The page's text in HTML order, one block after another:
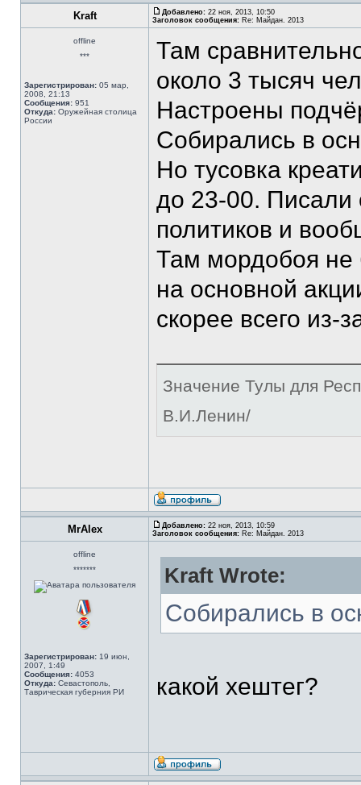
Kraft Добавлено: 22 ноя, 2013, 10:50
Заголовок сообщения: Re: Майдан. 2013
offline
***
Зарегистрирован: 05 мар,
2008, 21:13
Сообщения: 951
Откуда: Оружейная столица
России
Там
около 3 тысяч
Настроены
Собирались в
Но тусовка
до 23-00. Писали
политиков и
Там мордобоя не
на основной
скорее всего из-
Значение Тулы для
В.И.Ленин/
MrAlex Добавлено: 22 ноя, 2013, 10:59
Заголовок сообщения: Re: Майдан. 2013
offline
*******
Зарегистрирован: 19 июн,
2007, 1:49
Сообщения: 4053
Откуда: Севастополь,
Таврическая губерния РИ
Kraft Wrote:
Собирались в
какой хештег?